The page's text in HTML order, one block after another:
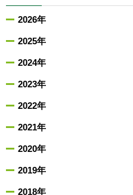
2026年
2025年
2024年
2023年
2022年
2021年
2020年
2019年
2018年